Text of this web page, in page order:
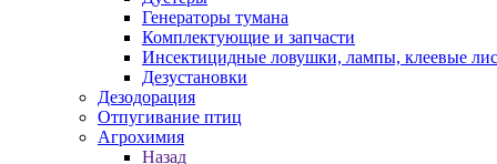
Генераторы тумана
Комплектующие и запчасти
Инсектицидные ловушки, лампы, клеевые
Дезустановки
Дезодорация
Отпугивание птиц
Агрохимия
Назад